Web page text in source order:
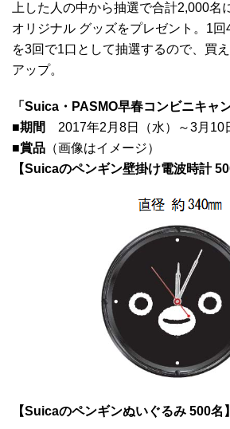
上した人の中から抽選で合計2,000名
オリジナル グッズをプレゼント。1
を3回で1口として抽選するので、買
アップ。
「Suica・PASMO早春コンビニキャ
■期間
2017年2月8日（水）～3月10
■賞品 （画像はイメージ）
【Suicaのペンギン壁掛け電波時計
【Suicaのペンギンぬいぐるみ 500名】